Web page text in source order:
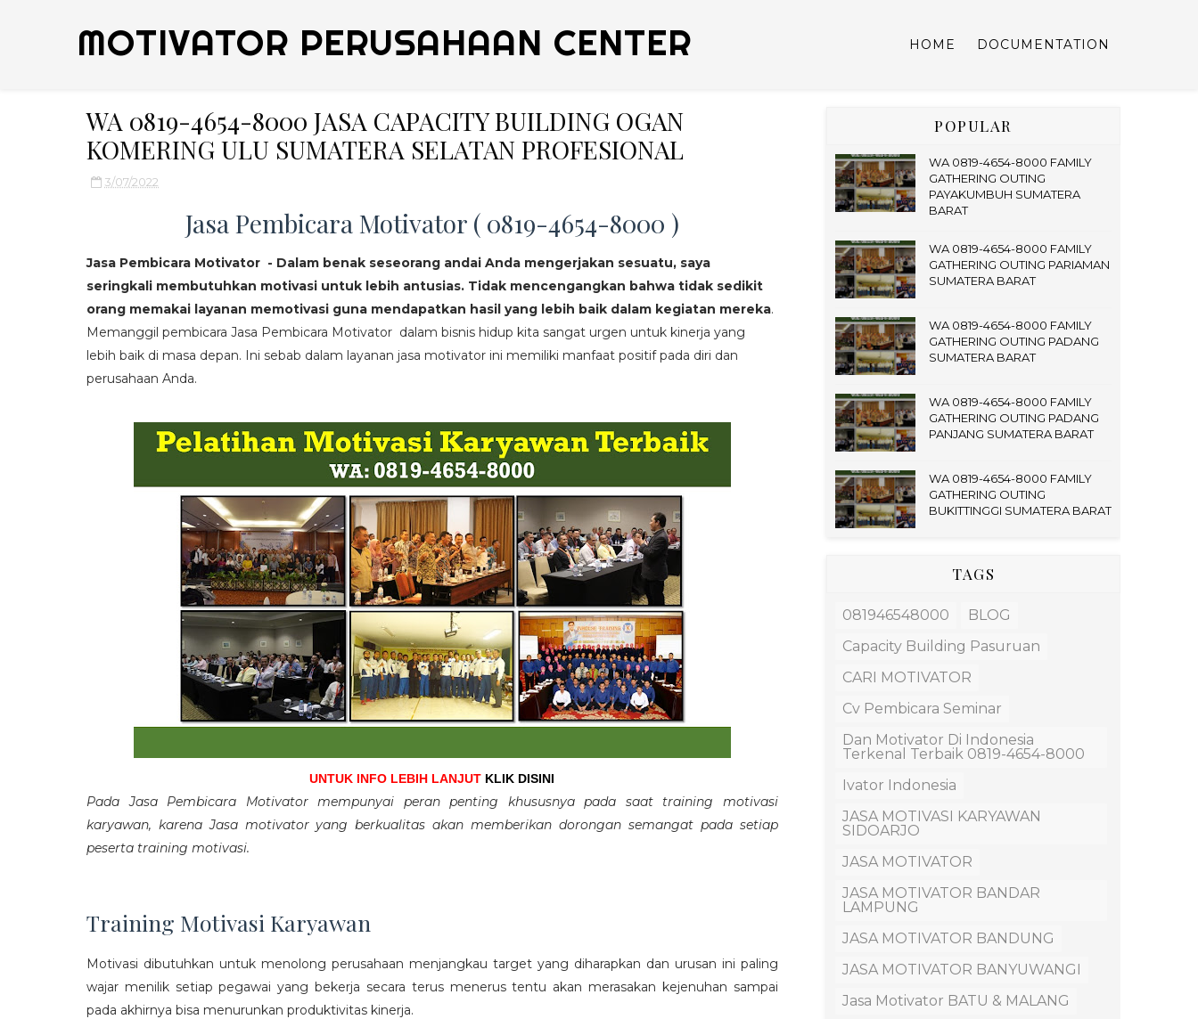
MOTIVATOR PERUSAHAAN CENTER HOME DOCUMENTATION
WA 0819-4654-8000 JASA CAPACITY BUILDING OGAN
KOMERING ULU SUMATERA SELATAN PROFESIONAL
3/07/2022
Jasa Pembicara Motivator ( 0819-4654-8000 )
Jasa Pembicara Motivator - Dalam benak seseorang andai Anda mengerjakan sesuatu, saya
seringkali membutuhkan motivasi untuk lebih antusias. Tidak mencengangkan bahwa tidak sedikit
orang memakai layanan memotivasi guna mendapatkan hasil yang lebih baik dalam kegiatan mereka.
Memanggil pembicara Jasa Pembicara Motivator dalam bisnis hidup kita sangat urgen untuk kinerja yang
lebih baik di masa depan. Ini sebab dalam layanan jasa motivator ini memiliki manfaat positif pada diri dan
perusahaan Anda.
UNTUK INFO LEBIH LANJUT KLIK DISINI
Pada Jasa Pembicara Motivator mempunyai peran penting khususnya pada saat training motivasi
karyawan, karena Jasa motivator yang berkualitas akan memberikan dorongan semangat pada setiap
peserta training motivasi.
Training Motivasi Karyawan
Motivasi dibutuhkan untuk menolong perusahaan menjangkau target yang diharapkan dan urusan ini paling
wajar menilik setiap pegawai yang bekerja secara terus menerus tentu akan merasakan kejenuhan sampai
pada akhirnya bisa menurunkan produktivitas kinerja.
POPULAR
WA 0819-4654-8000 FAMILY
GATHERING OUTING
PAYAKUMBUH SUMATERA
BARAT
WA 0819-4654-8000 FAMILY
GATHERING OUTING PARIAMAN
SUMATERA BARAT
WA 0819-4654-8000 FAMILY
GATHERING OUTING PADANG
SUMATERA BARAT
WA 0819-4654-8000 FAMILY
GATHERING OUTING PADANG
PANJANG SUMATERA BARAT
WA 0819-4654-8000 FAMILY
GATHERING OUTING
BUKITTINGGI SUMATERA BARAT
TAGS
081946548000
BLOG
Capacity Building Pasuruan
CARI MOTIVATOR
Cv Pembicara Seminar
Dan Motivator Di Indonesia
Terkenal Terbaik 0819-4654-8000
Ivator Indonesia
JASA MOTIVASI KARYAWAN
SIDOARJO
JASA MOTIVATOR
JASA MOTIVATOR BANDAR
LAMPUNG
JASA MOTIVATOR BANDUNG
JASA MOTIVATOR BANYUWANGI
Jasa Motivator BATU & MALANG